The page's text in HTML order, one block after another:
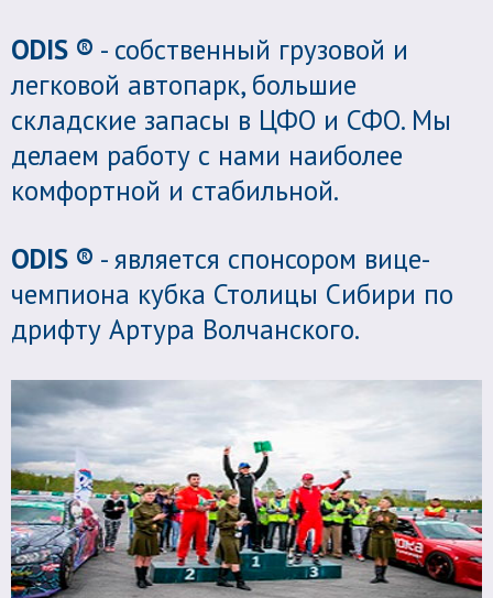
ODIS ® - собственный грузовой и
легковой автопарк, большие
складские запасы в ЦФО и СФО. Мы
делаем работу с нами наиболее
комфортной и стабильной.
ODIS ® - является спонсором вице-
чемпиона кубка Столицы Сибири по
дрифту Артура Волчанского.